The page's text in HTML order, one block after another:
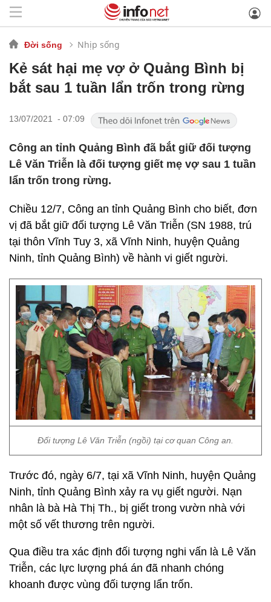
Đời sống Nhịp sống
Kẻ sát hại mẹ vợ ở Quảng Bình bị
bắt sau 1 tuần lẩn trốn trong rừng
13/07/2021 - 07:09
Công an tỉnh Quảng Bình đã bắt giữ đối tượng
Lê Văn Triễn là đối tượng giết mẹ vợ sau 1 tuần
lẩn trốn trong rừng.
Chiều 12/7, Công an tỉnh Quảng Bình cho biết, đơn
vị đã bắt giữ đối tượng Lê Văn Triễn (SN 1988, trú
tại thôn Vĩnh Tuy 3, xã Vĩnh Ninh, huyện Quảng
Ninh, tỉnh Quảng Bình) về hành vi giết người.
Đối tượng Lê Văn Triễn (ngồi) tại cơ quan Công an.
Trước đó, ngày 6/7, tại xã Vĩnh Ninh, huyện Quảng
Ninh, tỉnh Quảng Bình xảy ra vụ giết người. Nạn
nhân là bà Hà Thị Th., bị giết trong vườn nhà với
một số vết thương trên người.
Qua điều tra xác định đối tượng nghi vấn là Lê Văn
Triễn, các lực lượng phá án đã nhanh chóng
khoanh được vùng đối tượng lẩn trốn.